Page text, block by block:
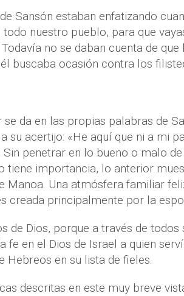
Sansón estaban enfatizando
nuestro pueblo, para que
Todavía no se daban cuenta de
buscaba ocasión contra los
da en las propias palabras de
su acertijo: «He aquí que ni a mi
penetrar en lo bueno o malo
tiene importancia, lo anterior
Manoa. Una atmósfera familiar
creada principalmente por la
de Dios, porque a través de todos
fe en el Dios de Israel a quien
Hebreos en su lista de fieles.
descritas en este muy breve